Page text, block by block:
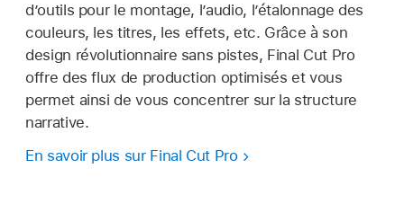
d’outils pour le montage, l’audio, l’étalonnage des
couleurs, les titres, les effets, etc. Grâce à son
design révolutionnaire sans pistes, Final Cut Pro
offre des flux de production optimisés et vous
permet ainsi de vous concentrer sur la structure
narrative.
En savoir plus sur Final Cut Pro